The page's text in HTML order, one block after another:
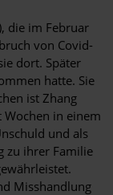
die im Februar
von Covid-
dort. Später
hatte. Sie
ist Zhang
Wochen in einem
und als
zu ihrer Familie
Misshandlung